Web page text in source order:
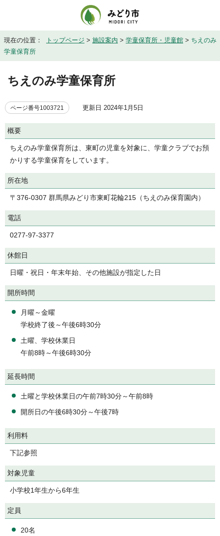
現在の位置： トップページ > 施設案内 > 学童保育所・児童館 > ちえのみ
学童保育所
ちえのみ学童保育所
ページ番号1003721 更新日 2024年1月5日
概要
ちえのみ学童保育所は、東町の児童を対象に、学童クラブでお預
かりする学童保育をしています。
所在地
〒376-0307 群馬県みどり市東町花輪215（ちえのみ保育園内）
電話
0277-97-3377
休館日
日曜・祝日・年末年始、その他施設が指定した日
開所時間
月曜～金曜
学校終了後～午後6時30分
土曜、学校休業日
午前8時～午後6時30分
延長時間
土曜と学校休業日の午前7時30分～午前8時
開所日の午後6時30分～午後7時
利用料
下記参照
対象児童
小学校1年生から6年生
定員
20名